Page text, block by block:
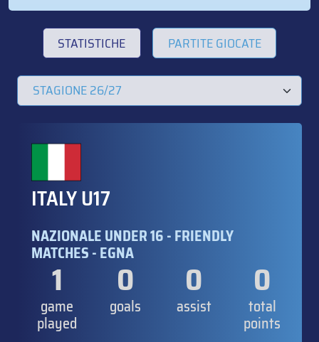
STATISTICHE PARTITE GIOCATE
ITALY U17
NAZIONALE UNDER 16 - FRIENDLY
MATCHES - EGNA
1
game
played
0
goals
0
assist
0
total
points